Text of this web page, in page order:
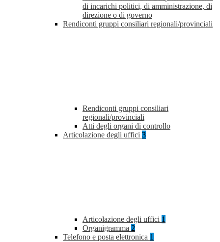
di incarichi politici, di amministrazione, di
direzione o di governo
Rendiconti gruppi consiliari regionali/provinciali
Rendiconti gruppi consiliari
regionali/provinciali
Atti degli organi di controllo
Articolazione degli uffici 3
Articolazione degli uffici 1
Organigramma 2
Telefono e posta elettronica 1